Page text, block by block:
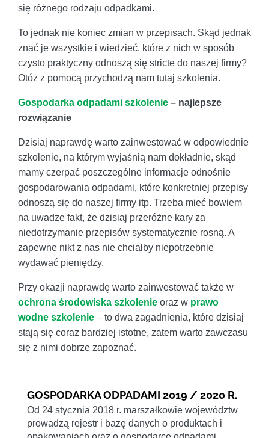
się różnego rodzaju odpadkami.
To jednak nie koniec zmian w przepisach. Skąd jednak
znać je wszystkie i wiedzieć, które z nich w sposób
czysto praktyczny odnoszą się stricte do naszej firmy?
Otóż z pomocą przychodzą nam tutaj szkolenia.
Gospodarka odpadami szkolenie – najlepsze
rozwiązanie
Dzisiaj naprawdę warto zainwestować w odpowiednie
szkolenie, na którym wyjaśnią nam dokładnie, skąd
mamy czerpać poszczególne informacje odnośnie
gospodarowania odpadami, które konkretniej przepisy
odnoszą się do naszej firmy itp. Trzeba mieć bowiem
na uwadze fakt, że dzisiaj przeróżne kary za
niedotrzymanie przepisów systematycznie rosną. A
zapewne nikt z nas nie chciałby niepotrzebnie
wydawać pieniędzy.
Przy okazji naprawdę warto zainwestować także w
ochrona środowiska szkolenie oraz w prawo
wodne szkolenie – to dwa zagadnienia, które dzisiaj
stają się coraz bardziej istotne, zatem warto zawczasu
się z nimi dobrze zapoznać.
GOSPODARKA ODPADAMI 2019 / 2020 R.
Od 24 stycznia 2018 r. marszałkowie województw
prowadzą rejestr i bazę danych o produktach i